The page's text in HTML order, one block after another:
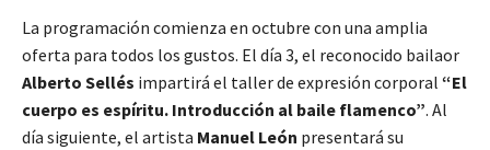
La programación comienza en octubre con una amplia
oferta para todos los gustos. El día 3, el reconocido bailaor
Alberto Sellés impartirá el taller de expresión corporal “El
cuerpo es espíritu. Introducción al baile flamenco”. Al
día siguiente, el artista Manuel León presentará su